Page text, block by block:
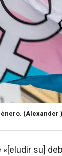
(Alexander )
su]